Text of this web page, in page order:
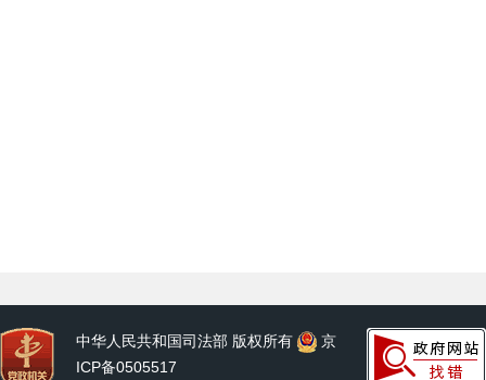
中华人民共和国司法部 版权所有
京
ICP备0505517